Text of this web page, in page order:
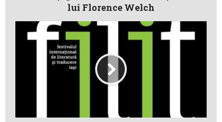
lui Florence Welch